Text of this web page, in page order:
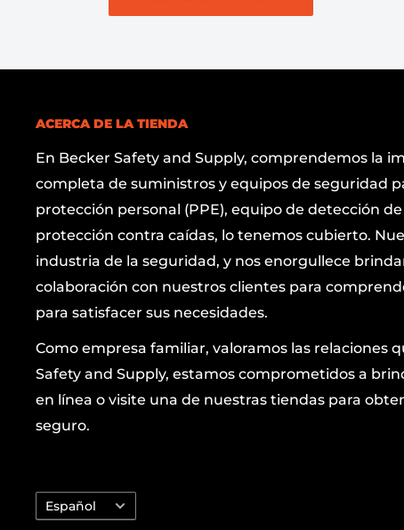
ACERCA DE LA TIENDA
En Becker Safety and Supply, comprendemos la
completa de suministros y equipos de seguridad
protección personal (PPE), equipo de detección
protección contra caídas, lo tenemos cubierto.
industria de la seguridad, y nos enorgullece
colaboración con nuestros clientes para
para satisfacer sus necesidades.
Como empresa familiar, valoramos las relaciones
Safety and Supply, estamos comprometidos a
en línea o visite una de nuestras tiendas para
seguro.
Idioma
Español